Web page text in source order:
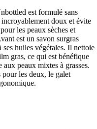
est formulé sans
doux et évite
les peaux sèches et
est un savon surgras
huiles végétales. Il nettoie
gras, ce qui est bénéfique
peaux mixtes à grasses.
les deux, le galet